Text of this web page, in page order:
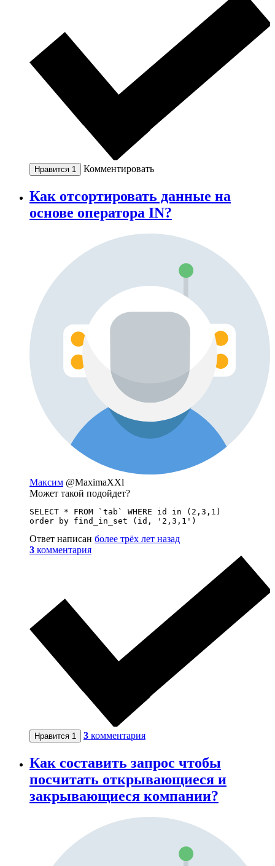
Нравится 1 Комментировать
Как отсортировать данные на
основе оператора IN?
Максим @MaximaXXl
Может такой подойдет?
SELECT * FROM `tab` WHERE id in (2,3,1)
order by find_in_set (id, '2,3,1')
Ответ написан более трёх лет назад
3 комментария
Нравится 1 3 комментария
Как составить запрос чтобы
посчитать открывающиеся и
закрывающиеся компании?